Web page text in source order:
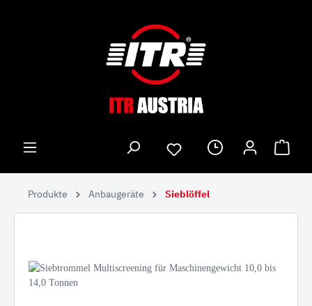
Produkte Anbaugeräte Sieblöffel